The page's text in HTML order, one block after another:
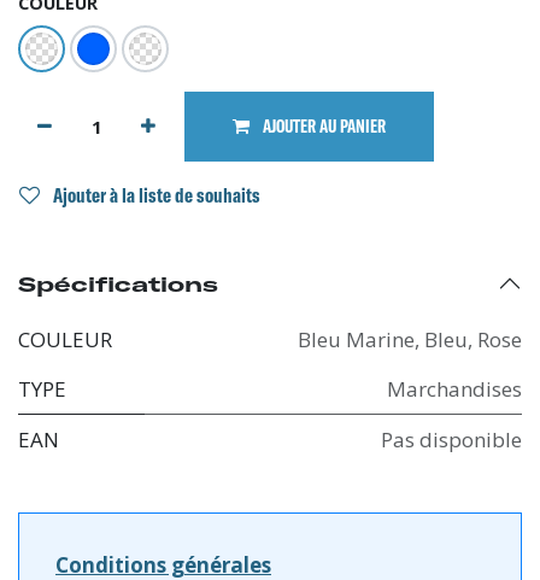
AJOUTER AU PANIER
Ajouter à la liste de souhaits
Spécifications
COULEUR Bleu Marine, Bleu, Rose
TYPE
Marchandises
EAN
Pas disponible
Conditions générales